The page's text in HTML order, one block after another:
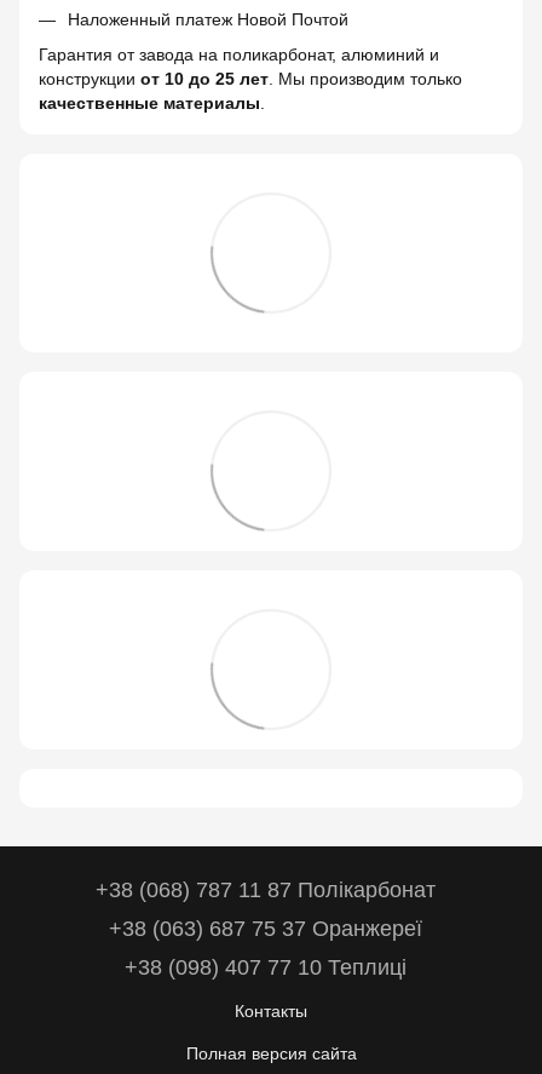
Наложенный платеж Новой Почтой
Гарантия от завода на поликарбонат, алюминий и
конструкции от 10 до 25 лет . Мы производим только
качественные материалы
+38 (068) 787 11 87 Полікарбонат
+38 (063) 687 75 37 Оранжереї
+38 (098) 407 77 10 Теплиці
Контакты
Полная версия сайта